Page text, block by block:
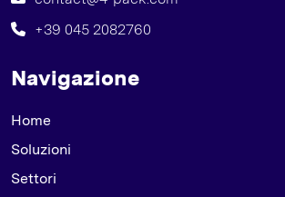
+39 045 2082760
Navigazione
Home
Soluzioni
Settori